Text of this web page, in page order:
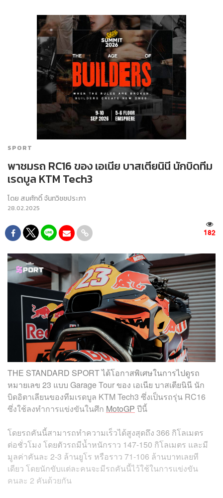
SPORT
พาชมรถ RC16 ของ เอเนีย บาสเตียนินี นักบิดทีม
เรดบูล KTM Tech3
โดย สมศักดิ์ จันทวิชชประภา
28.02.2025
182
THE STANDARD SPORT ได้โอกาสพิเศษในการไปดูรถ
หมายเลข 23 แบบ Garage Tour ของ เอเนีย บาสเตียนินี นัก
บิดอิตาเลียนของทีมเรดบูล KTM Tech3 ซึ่งเป็นรถรุ่น RC16
ซึ่งใช้ลงทำการแข่งขันในศึก MotoGP ปีนี้
โดยรถคันนี้สามารถทำความเร็วได้สูงสุดถึง 366 กิโลเมตร
ต่อชั่วโมง โดยตัวรถมีน้ำหนักราว 147-150 กิโลเมตร และมี
มูลค่าคันละ 2-3 ล้านยูโร หรือราว 71-106 ล้านบาทเลยที
เดียว โดยนักขับแต่ละคนจะมีรถคันนี้ไว้ใช้ในการแข่งขัน
คนละ 2 คันด้วยกัน